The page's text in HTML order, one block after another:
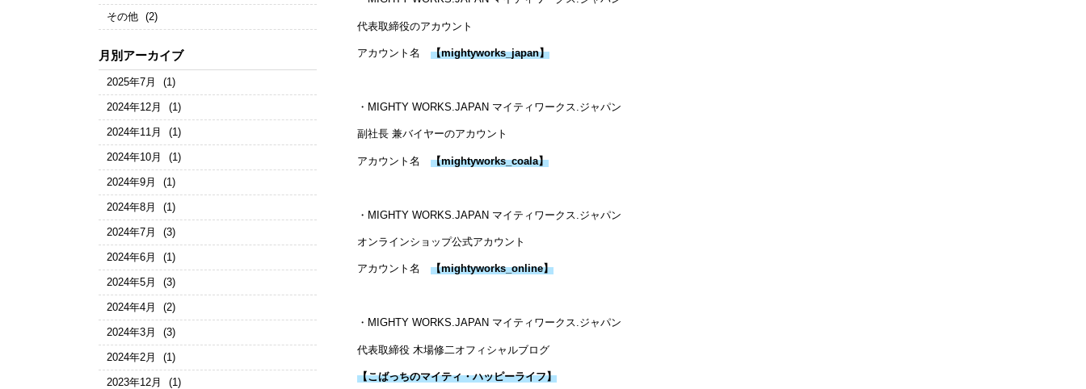
代表取締役のアカウント
アカウント名 【mightyworks_japan】
・MIGHTY WORKS.JAPAN マイティワークス.ジャパン
副社長 兼バイヤーのアカウント
アカウント名 【mightyworks_coala】
・MIGHTY WORKS.JAPAN マイティワークス.ジャパン
オンラインショップ公式アカウント
アカウント名 【mightyworks_online】
・MIGHTY WORKS.JAPAN マイティワークス.ジャパン
代表取締役 木場修二オフィシャルブログ
【こばっちのマイティ・ハッピーライフ】
その他 (2)
月別アーカイブ
2025年7月 (1)
2024年12月 (1)
2024年11月 (1)
2024年10月 (1)
2024年9月 (1)
2024年8月 (1)
2024年7月 (3)
2024年6月 (1)
2024年5月 (3)
2024年4月 (2)
2024年3月 (3)
2024年2月 (1)
2023年12月 (1)